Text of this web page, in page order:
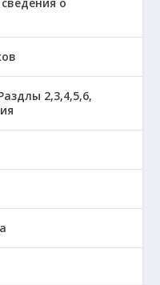
2,3,4,5,6,